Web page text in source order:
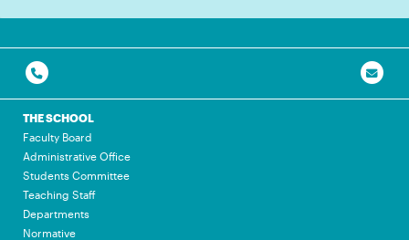
THE SCHOOL
Faculty Board
Administrative Office
Students Committee
Teaching Staff
Departments
Normative